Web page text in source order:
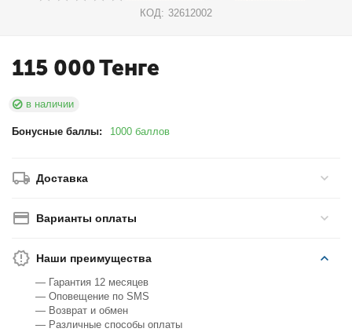
КОД: 32612002
115 000Тенге
в наличии
Бонусные баллы: 1000 баллов
Доставка
Варианты оплаты
Наши преимущества
— Гарантия 12 месяцев
— Оповещение по SMS
— Возврат и обмен
— Различные способы оплаты